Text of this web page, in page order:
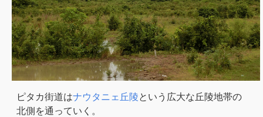
ピタカ街道はナウタニェ丘陵という広大な丘陵地帯の
北側を通っていく。